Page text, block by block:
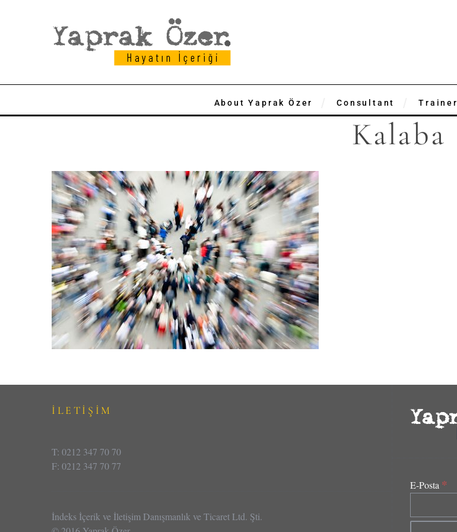
About Yaprak Özer Consultant Trainer
Kalaba
İLETİŞİM
T: 0212 347 70 70
F: 0212 347 70 77
İndeks İçerik ve İletişim Danışmanlık ve Ticaret Ltd. Şti.
E-Posta *